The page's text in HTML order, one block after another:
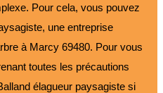
Pour cela, vous pouvez
une entreprise
à Marcy 69480. Pour vous
toutes les précautions
élagueur paysagiste si